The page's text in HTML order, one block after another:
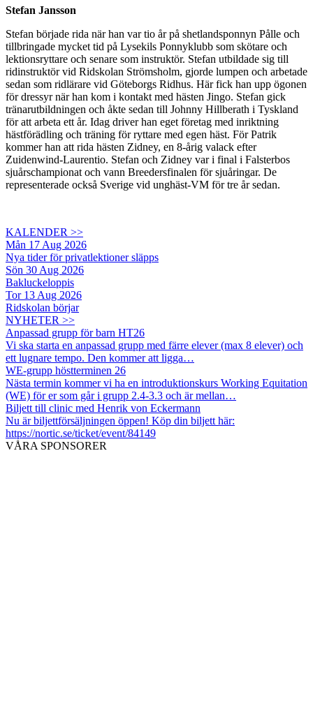
Stefan Jansson
Stefan började rida när han var tio år på shetlandsponnyn Pålle och
tillbringade mycket tid på Lysekils Ponnyklubb som skötare och
lektionsryttare och senare som instruktör. Stefan utbildade sig till
ridinstruktör vid Ridskolan Strömsholm, gjorde lumpen och arbetade
sedan som ridlärare vid Göteborgs Ridhus. Här fick han upp ögonen
för dressyr när han kom i kontakt med hästen Jingo. Stefan gick
tränarutbildningen och åkte sedan till Johnny Hillberath i Tyskland
för att arbeta ett år. Idag driver han eget företag med inriktning
hästförädling och träning för ryttare med egen häst. För Patrik
kommer han att rida hästen Zidney, en 8-årig valack efter
Zuidenwind-Laurentio. Stefan och Zidney var i final i Falsterbos
sjuårschampionat och vann Breedersfinalen för sjuåringar. De
representerade också Sverige vid unghäst-VM för tre år sedan.
KALENDER >>
Mån 17 Aug 2026
Nya tider för privatlektioner släpps
Sön 30 Aug 2026
Bakluckeloppis
Tor 13 Aug 2026
Ridskolan börjar
NYHETER >>
Anpassad grupp för barn HT26
Vi ska starta en anpassad grupp med färre elever (max 8 elever) och
ett lugnare tempo. Den kommer att ligga…
WE-grupp höstterminen 26
Nästa termin kommer vi ha en introduktionskurs Working Equitation
(WE) för er som går i grupp 2.4-3.3 och är mellan…
Biljett till clinic med Henrik von Eckermann
Nu är biljettförsäljningen öppen! Köp din biljett här:
https://nortic.se/ticket/event/84149
VÅRA SPONSORER